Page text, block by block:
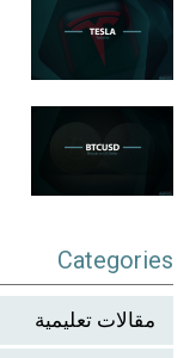
Categories
مقالات تعليمية